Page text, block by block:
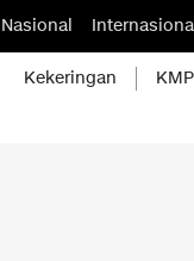
Nasional
Kekeringan